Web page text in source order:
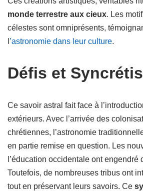
monde terrestre aux cieux. Les
célestes sont omniprésents,
’astronomie dans leur culture.
Défis et
Ce savoir astral fait face à
extérieurs. Avec l’arrivée des
chrétiennes, l’astronomie
en partie remise en question. Les
l’éducation occidentale ont engendré
Toutefois, de nombreuses tribus ont
tout en préservant leurs savoirs. Ce